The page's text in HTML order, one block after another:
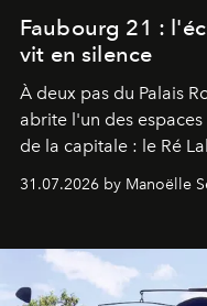
Faubourg 21 :
vit en silence
À deux pas du Palais
abrite l'un des
de la capitale : le Ré
31.07.2026 by Manoëlle